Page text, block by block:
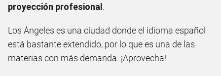
proyección profesional .
Los Ángeles es una ciudad donde el idioma español
está bastante extendido, por lo que es una de las
materias con más demanda. ¡Aprovecha!